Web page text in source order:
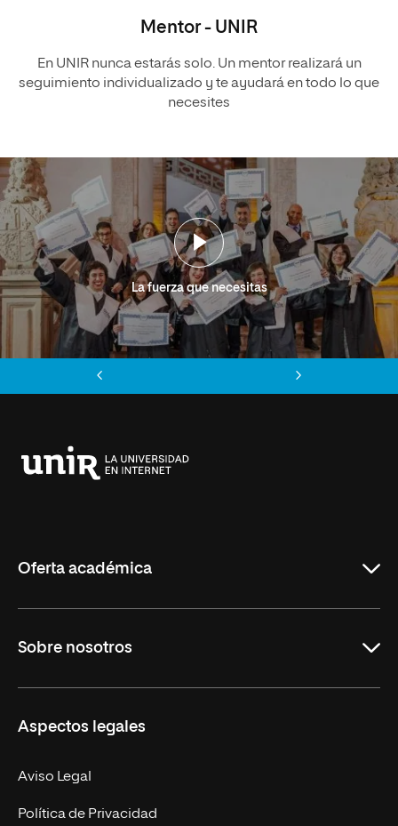
Mentor - UNIR
En UNIR nunca estarás solo. Un mentor realizará un
seguimiento individualizado y te ayudará en todo lo que
necesites
La fuerza que necesitas
Oferta académica
Másteres Oficiales
Doctorados
Experto Universitario
Postgrados
Sobre nosotros
Facultades
Nuestro Equipo
Trabaja en UNIR
Aspectos legales
Aviso Legal
Política de Privacidad